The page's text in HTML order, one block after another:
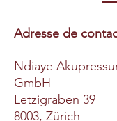
Adresse de
Ndiaye
GmbH
Letzigraben 39
8003, Zürich